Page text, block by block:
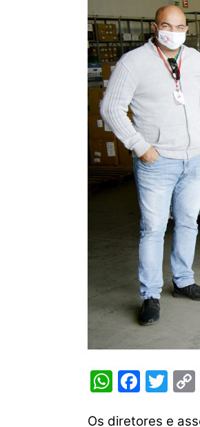
W F
T
Os diretores e